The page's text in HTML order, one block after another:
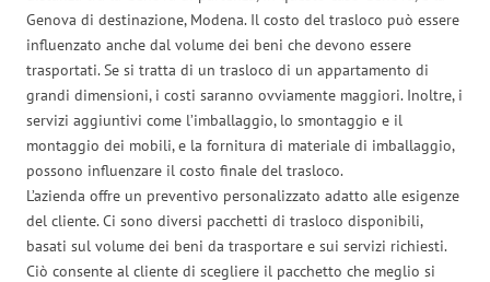
Genova di destinazione, Modena. Il costo del trasloco può essere
influenzato anche dal volume dei beni che devono essere
trasportati. Se si tratta di un trasloco di un appartamento di
grandi dimensioni, i costi saranno ovviamente maggiori. Inoltre, i
servizi aggiuntivi come l’imballaggio, lo smontaggio e il
montaggio dei mobili, e la fornitura di materiale di imballaggio,
possono influenzare il costo finale del trasloco.
L’azienda offre un preventivo personalizzato adatto alle esigenze
del cliente. Ci sono diversi pacchetti di trasloco disponibili,
basati sul volume dei beni da trasportare e sui servizi richiesti.
Ciò consente al cliente di scegliere il pacchetto che meglio si